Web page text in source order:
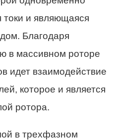
токи и являющаяся
Благодаря
в массивном роторе
идет взаимодействие
которое и является
ротора.
в трехфазном